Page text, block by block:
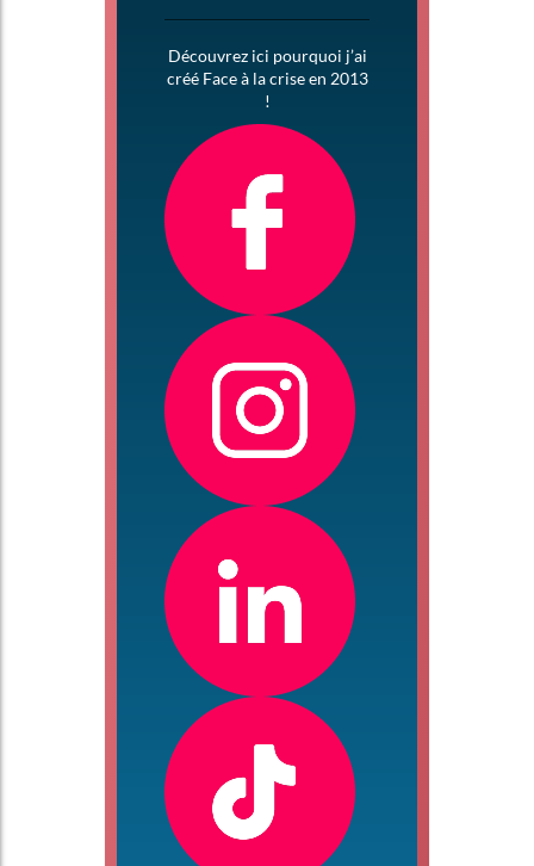
Découvrez ici pourquoi j’ai
créé Face à la crise en 2013
!